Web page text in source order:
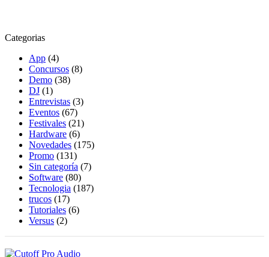
Categorias
App (4)
Concursos (8)
Demo (38)
DJ (1)
Entrevistas (3)
Eventos (67)
Festivales (21)
Hardware (6)
Novedades (175)
Promo (131)
Sin categoría (7)
Software (80)
Tecnologia (187)
trucos (17)
Tutoriales (6)
Versus (2)